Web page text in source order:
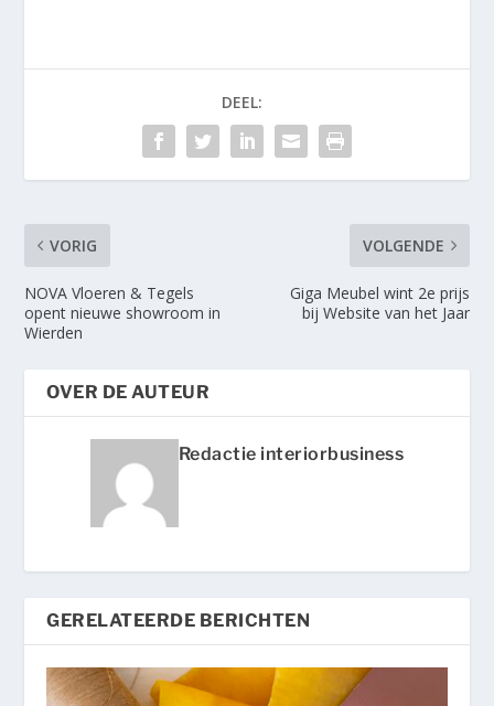
DEEL:
VORIG
NOVA Vloeren & Tegels
opent nieuwe showroom in
Wierden
VOLGENDE
Giga Meubel wint 2e prijs
bij Website van het Jaar
OVER DE AUTEUR
Redactie interiorbusiness
GERELATEERDE BERICHTEN